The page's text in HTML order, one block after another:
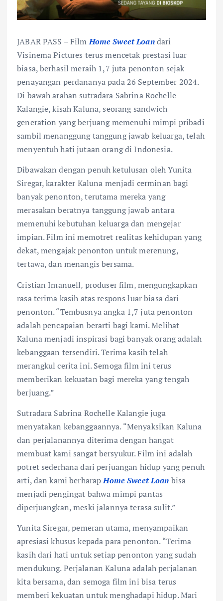
JABAR PASS – FilmHome Sweet Loandari
Visinema Pictures terus mencetak prestasi luar
biasa, berhasil meraih 1,7 juta penonton sejak
penayangan perdananya pada 26 September 2024.
Di bawah arahan sutradara Sabrina Rochelle
Kalangie, kisah Kaluna, seorang sandwich
generation yang berjuang memenuhi mimpi pribadi
sambil menanggung tanggung jawab keluarga, telah
menyentuh hati jutaan orang di Indonesia.
Dibawakan dengan penuh ketulusan oleh Yunita
Siregar, karakter Kaluna menjadi cerminan bagi
banyak penonton, terutama mereka yang
merasakan beratnya tanggung jawab antara
memenuhi kebutuhan keluarga dan mengejar
impian. Film ini memotret realitas kehidupan yang
dekat, mengajak penonton untuk merenung,
tertawa, dan menangis bersama.
Cristian Imanuell, produser film, mengungkapkan
rasa terima kasih atas respons luar biasa dari
penonton. “Tembusnya angka 1,7 juta penonton
adalah pencapaian berarti bagi kami. Melihat
Kaluna menjadi inspirasi bagi banyak orang adalah
kebanggaan tersendiri. Terima kasih telah
merangkul cerita ini. Semoga film ini terus
memberikan kekuatan bagi mereka yang tengah
berjuang.”
Sutradara Sabrina Rochelle Kalangie juga
menyatakan kebanggaannya. “Menyaksikan Kaluna
dan perjalanannya diterima dengan hangat
membuat kami sangat bersyukur. Film ini adalah
potret sederhana dari perjuangan hidup yang penuh
arti, dan kami berharapHome Sweet Loan bisa
menjadi pengingat bahwa mimpi pantas
diperjuangkan, meski jalannya terasa sulit.”
Yunita Siregar, pemeran utama, menyampaikan
apresiasi khusus kepada para penonton. “Terima
kasih dari hati untuk setiap penonton yang sudah
mendukung. Perjalanan Kaluna adalah perjalanan
kita bersama, dan semoga film ini bisa terus
memberi kekuatan untuk menghadapi hidup. Mari